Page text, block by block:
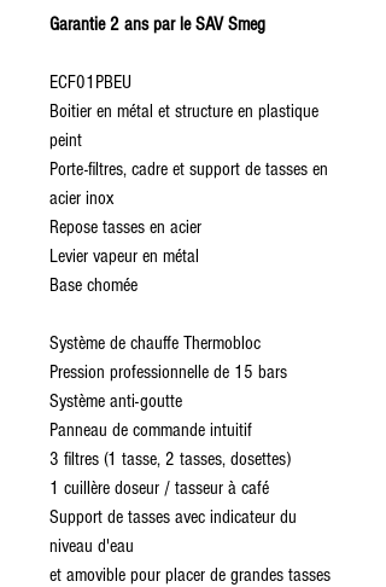
Garantie 2 ans par le SAV Smeg
ECF01PBEU
Boitier en métal et structure en plastique
peint
Porte-filtres, cadre et support de tasses en
acier inox
Repose tasses en acier
Levier vapeur en métal
Base chomée
Système de chauffe Thermobloc
Pression professionnelle de 15 bars
Système anti-goutte
Panneau de commande intuitif
3 filtres (1 tasse, 2 tasses, dosettes)
1 cuillère doseur / tasseur à café
Support de tasses avec indicateur du
niveau d'eau
et amovible pour placer de grandes tasses